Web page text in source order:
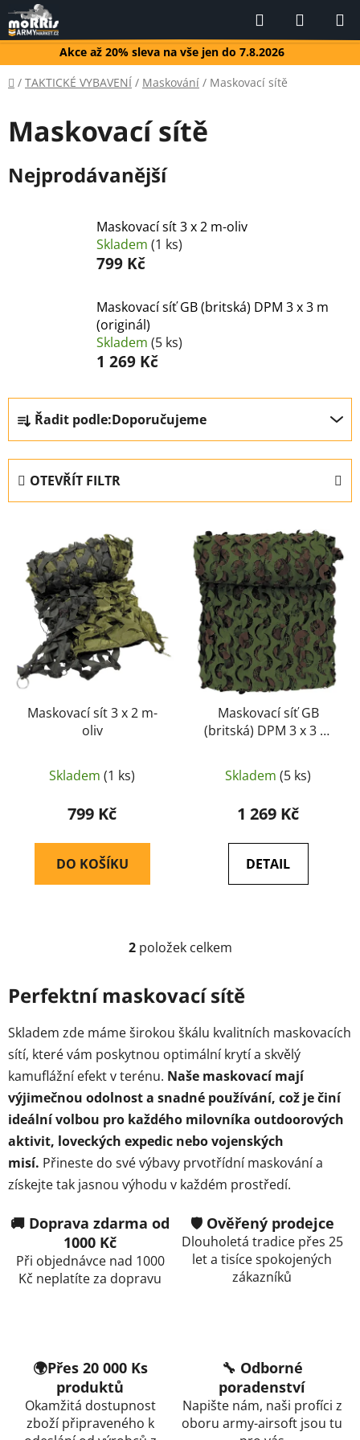
Přejít
na
obsah
Akce až 20% sleva na vše jen do 7.8.2026
Hledat
KOŠÍK
Domů
/ TAKTICKÉ VYBAVENÍ / Maskování / Maskovací sítě
Maskovací sítě
Nejprodávanější
Maskovací sít 3 x 2 m-oliv
Skladem (1 ks)
799 Kč
Maskovací síť GB (britská) DPM 3 x 3 m
(originál)
Skladem (5 ks)
1 269 Kč
Ř
a
z
n
í
ů
Řadit podle:Doporučujeme
OTEVŘÍT FILTR
o
d
Maskovací sít 3 x 2 m-
oliv
Skladem (1 ks)
799 Kč
DO KOŠÍKU
Maskovací síť GB
(britská) DPM 3 x 3 m
Skladem (5 ks)
1 269 Kč
DETAIL
O
l
á
d
a
c
í
p
r
k
y
v
i
2položek celkem
Perfektní maskovací sítě
Skladem zde máme širokou škálu kvalitních maskovacích
sítí, které vám poskytnou optimální krytí a skvělý
kamuflážní efekt v terénu. Naše maskovací mají
výjimečnou odolnost a snadné používání, což je činí
ideální volbou pro každého milovníka outdoorových
aktivit, loveckých expedic nebo vojenských
misí. Přineste do své výbavy prvotřídní maskování a
získejte tak jasnou výhodu v každém prostředí.
🚚 Doprava zdarma od
1000 Kč
Při objednávce nad 1000
Kč neplatíte za dopravu
🛡️ Ověřený prodejce
Dlouholetá tradice přes 25
let a tisíce spokojených
zákazníků
🌍Přes 20 000 Ks
produktů
Okamžitá dostupnost
zboží připraveného k
🔧 Odborné
poradenství
Napište nám, naši profíci z
oboru army-airsoft jsou tu